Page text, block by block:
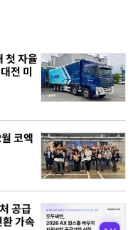
첫 자율
전 미
코엑
공급
가속